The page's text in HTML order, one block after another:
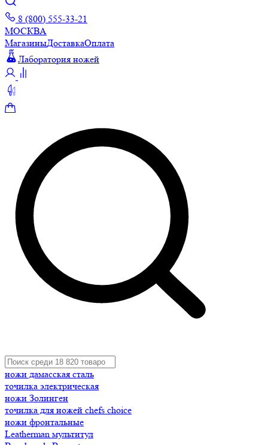
8 (800) 555-33-21
МОСКВА
МагазиныДоставкаОплата
Лаборатория ножей
ножи дамасская сталь
точилка электрическая
ножи Золинген
точилка для ножей chefs choice
ножи фронтальные
Leatherman мультитул